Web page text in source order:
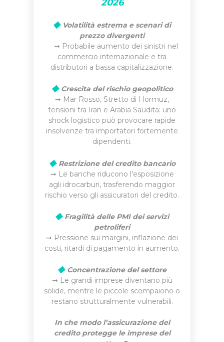
2026
◆ Volatilità estrema e scenari di
prezzo divergenti
➞ Probabile aumento dei sinistri nel
commercio internazionale e tra
distributori a bassa capitalizzazione.
◆ Crescita del rischio geopolitico
➞ Mar Rosso, Stretto di Hormuz,
tensioni tra Iran e Arabia Saudita: uno
shock logistico può provocare rapide
insolvenze tra importatori fortemente
dipendenti.
◆ Restrizione del credito bancario
➞ Le banche riducono l’esposizione
agli idrocarburi, trasferendo maggior
rischio verso gli assicuratori del credito.
◆ Fragilità delle PMI dei servizi
petroliferi
➞ Pressione sui margini, inflazione dei
costi, ritardi di pagamento in aumento.
◆ Concentrazione del settore
➞ Le grandi imprese diventano più
solide, mentre le piccole scompaiono o
restano strutturalmente vulnerabili.
In che modo l’assicurazione del
credito protegge le imprese del